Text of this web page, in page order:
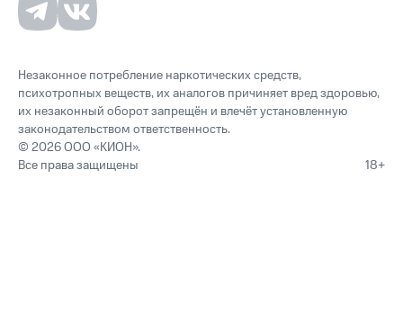
Незаконное потребление наркотических средств,
психотропных веществ, их аналогов причиняет вред здоровью,
их незаконный оборот запрещён и влечёт установленную
законодательством ответственность.
© 2026 ООО «КИОН».
Все права защищены
18+